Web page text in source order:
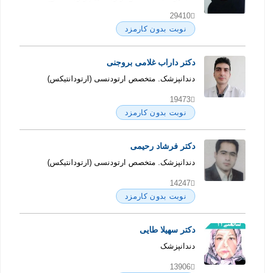
29410
نوبت بدون کارمزد
دکتر داراب غلامی بروجنی
دندانپزشک. متخصص ارتودنسی (ارتودانتیکس)
19473
نوبت بدون کارمزد
دکتر فرشاد رحیمی
دندانپزشک. متخصص ارتودنسی (ارتودانتیکس)
14247
نوبت بدون کارمزد
دکتر سهیلا طایی
دندانپزشک
13906